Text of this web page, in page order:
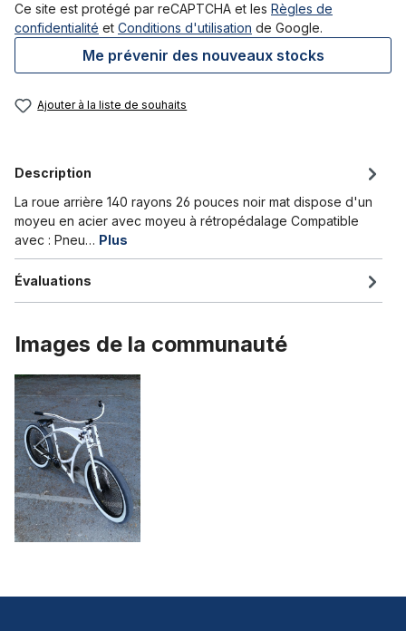
Ce site est protégé par reCAPTCHA et les Règles de
confidentialité et Conditions d'utilisation de Google.
Me prévenir des nouveaux stocks
Ajouter à la liste de souhaits
Description
La roue arrière 140 rayons 26 pouces noir mat dispose d'un
moyeu en acier avec moyeu à rétropédalage Compatible
avec : Pneu… Plus
Évaluations
Images de la communauté